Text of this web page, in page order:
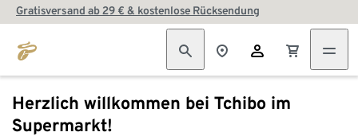
Gratisversand ab 29 € & kostenlose Rücksendung
Herzlich willkommen bei Tchibo im
Supermarkt!